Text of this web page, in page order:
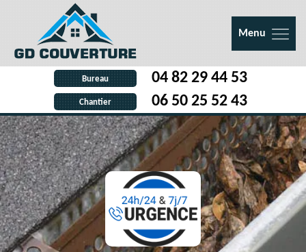
Menu
Bureau 04 82 29 44 53
Chantier 06 50 25 52 43